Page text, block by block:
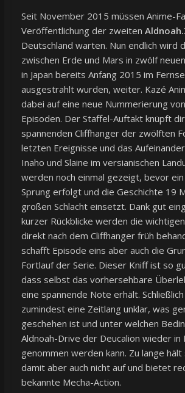
Seit November 2015 müssen Anime-
Veröffentlichung der zweiten
Deutschland warten. Nun endlich wird
zwischen Erde und Mars in zwölf
in Japan bereits Anfang 2015 im
ausgestrahlt wurden, weiter. Kazé
dabei auf eine neue Nummerierung
Episoden. Der Staffel-Auftakt knüpft
spannenden Cliffhanger der zwölften
letzten Ereignisse und das
Inaho und Slaine im versianischen
werden noch einmal gezeigt, bevor
Sprung erfolgt und die Geschichte 19
großen Schlacht einsetzt. Dank gut
kurzer Rückblicke werden die
direkt nach dem Cliffhanger früh
schafft Episode eins aber auch die
Fortlauf der Serie. Dieser Kniff ist so
dass selbst das vorhersehbare
eine spannende Note erhält.
zumindest eine Zeitlang unklar, was
geschehen ist und unter welchen
Aldnoah-Drive der Deucalion wieder in
genommen werden kann. Zu lange hält
damit aber auch nicht auf und bietet
bekannte Mecha-Action.